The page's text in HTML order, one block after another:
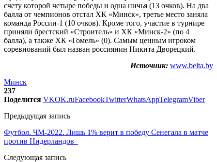
счету которой четыре победы и одна ничья (13 очков). На два
балла от чемпионов отстал ХК «Минск», третье место заняла
команда России-1 (10 очков). Кроме того, участие в турнире
приняли брестский «Строитель» и ХК «Минск-2» (по 4
балла), а также ХК «Гомель» (0). Самым ценным игроком
соревнований был назван россиянин Никита Дворецкий.
Источник: www.belta.by
Минск
237
Поделится VKOK.ruFacebookTwitterWhatsAppTelegramViber
Предыдущая запись
Футбол. ЧМ-2022. Лишь 1% верит в победу Сенегала в матче
против Нидерландов
Следующая запись